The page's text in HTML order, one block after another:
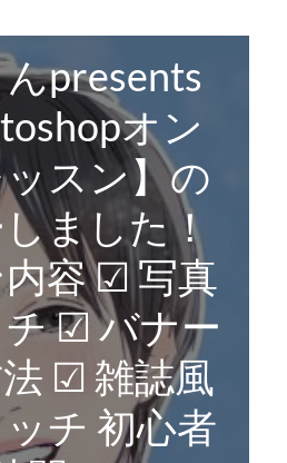
presents
オン
スン】の
ました！
容 ☑︎ 写真
☑︎ バナー
☑︎ 雑誌風
チ 初心者